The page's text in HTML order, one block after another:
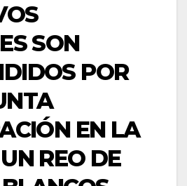
SON
POR
EN LA
REO DE